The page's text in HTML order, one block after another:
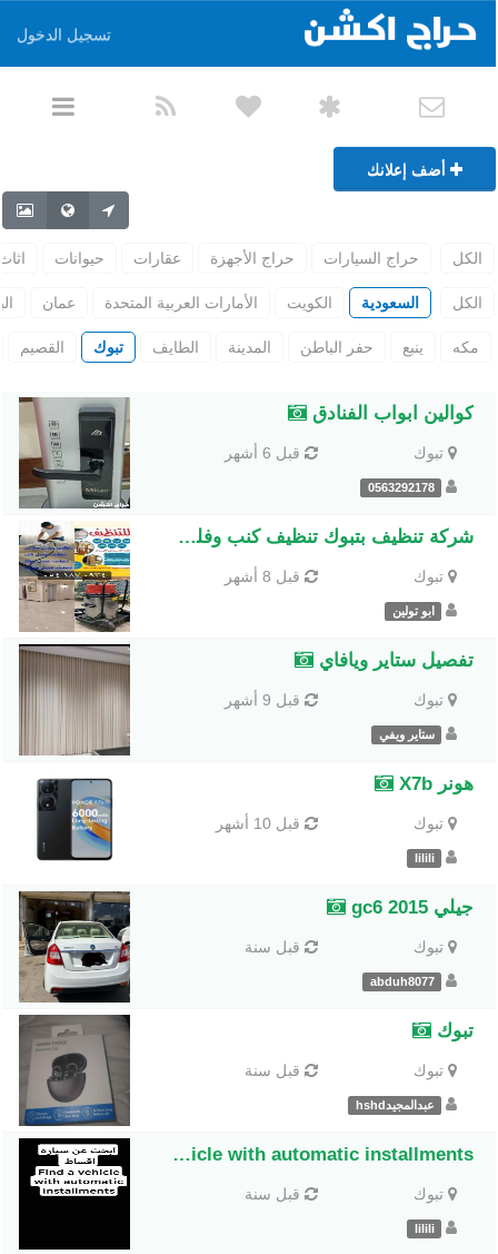
تسجيل الدخول
أضف إعلانك
الكل حراج السيارات حراج الأجهزة عقارات حيوانات
الكل السعودية الكويت الأمارات العربية المتحدة عمان
مكه ينبع حفر الباطن المدينة الطايف تبوك القصيم
كوالين ابواب الفنادق
تبوك قبل 6 أشهر
0563292178
شركة تنظيف بتبوك تنظيف كنب وفلل ومنازل وخزانات بتبوك
تبوك قبل 8 أشهر
ابو تولين
تفصيل ستاير ويافاي
تبوك قبل 9 أشهر
ستاير ويفي
هونر X7b
تبوك قبل 10 أشهر
lilili
جيلي gc6 2015
تبوك قبل سنة
abduh8077
تبوك
تبوك قبل سنة
عبدالمجيدhshd
Find a vehicle with automatic installments
تبوك قبل سنة
lilili